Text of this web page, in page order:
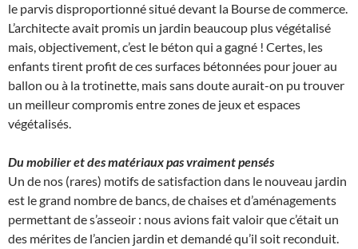
le parvis disproportionné situé devant la Bourse de commerce.
L’architecte avait promis un jardin beaucoup plus végétalisé
mais, objectivement, c’est le béton qui a gagné ! Certes, les
enfants tirent profit de ces surfaces bétonnées pour jouer au
ballon ou à la trotinette, mais sans doute aurait-on pu trouver
un meilleur compromis entre zones de jeux et espaces
végétalisés.
Du mobilier et des matériaux pas vraiment pensés
Un de nos (rares) motifs de satisfaction dans le nouveau jardin
est le grand nombre de bancs, de chaises et d’aménagements
permettant de s’asseoir : nous avions fait valoir que c’était un
des mérites de l’ancien jardin et demandé qu’il soit reconduit.